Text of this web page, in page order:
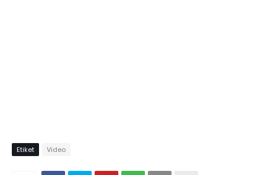
Etiket Video